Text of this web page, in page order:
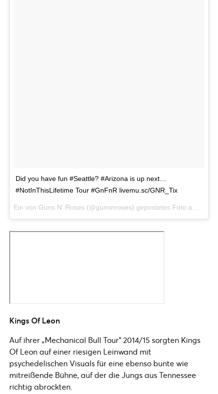
Did you have fun #Seattle? #Arizona is up next…
#NotInThisLifetime Tour #GnFnR livemu.sc/GNR_Tix
Kings Of Leon
Auf ihrer „Mechanical Bull Tour“ 2014/15 sorgten Kings
Of Leon auf einer riesigen Leinwand mit
psychedelischen Visuals für eine ebenso bunte wie
mitreißende Bühne, auf der die Jungs aus Tennessee
richtig abrockten.